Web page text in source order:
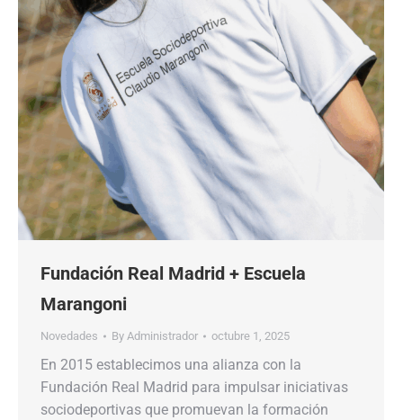
Fundación Real Madrid + Escuela
Marangoni
Novedades By Administrador octubre 1, 2025
En 2015 establecimos una alianza con la
Fundación Real Madrid para impulsar iniciativas
sociodeportivas que promuevan la formación